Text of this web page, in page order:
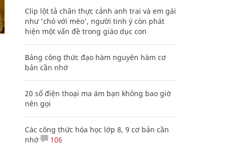
Clip lột tả chân thực cảnh anh trai và em gái
như 'chó với mèo', người tinh ý còn phát
hiện một vấn đề trong giáo dục con
Bảng công thức đạo hàm nguyên hàm cơ
bản cần nhớ
20 số điện thoại ma ám bạn không bao giờ
nên gọi
Các công thức hóa học lớp 8, 9 cơ bản cần
nhớ
106